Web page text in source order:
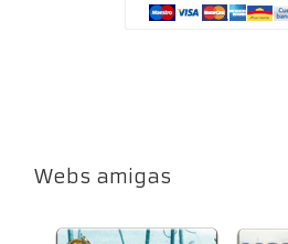
Webs amigas